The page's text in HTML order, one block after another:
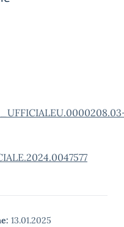
13.01.2025